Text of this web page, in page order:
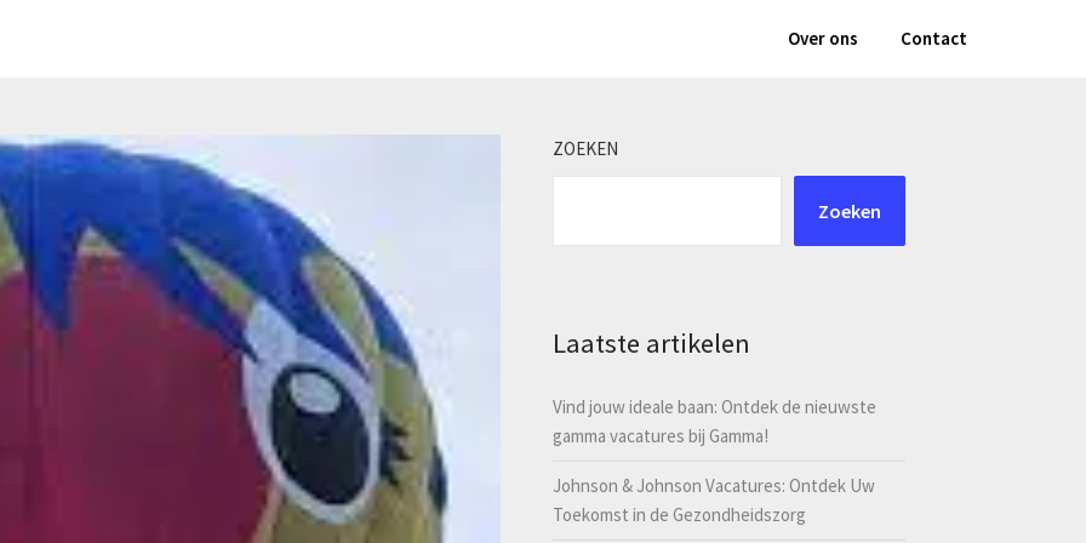
Over ons Contact
ZOEKEN
Zoeken
Laatste artikelen
Vind jouw ideale baan: Ontdek de nieuwste
gamma vacatures bij Gamma!
Johnson & Johnson Vacatures: Ontdek Uw
Toekomst in de Gezondheidszorg